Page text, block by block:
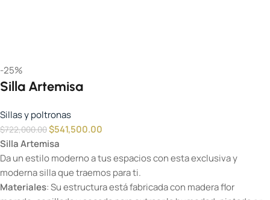
-25%
Silla Artemisa
Sillas y poltronas
$722,000.00$541,500.00
Silla Artemisa
Da un estilo moderno a tus espacios con esta exclusiva y
moderna silla que traemos para ti.
Materiales: Su estructura está fabricada con madera flor